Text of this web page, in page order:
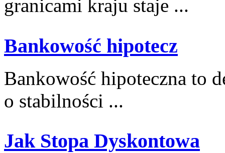
⁢granicami kraju staje ...
Bankowość hipotecz
Bankowość⁣ hipoteczna⁢ to⁤
⁢o ⁢stabilności ...
Jak Stopa Dyskontowa